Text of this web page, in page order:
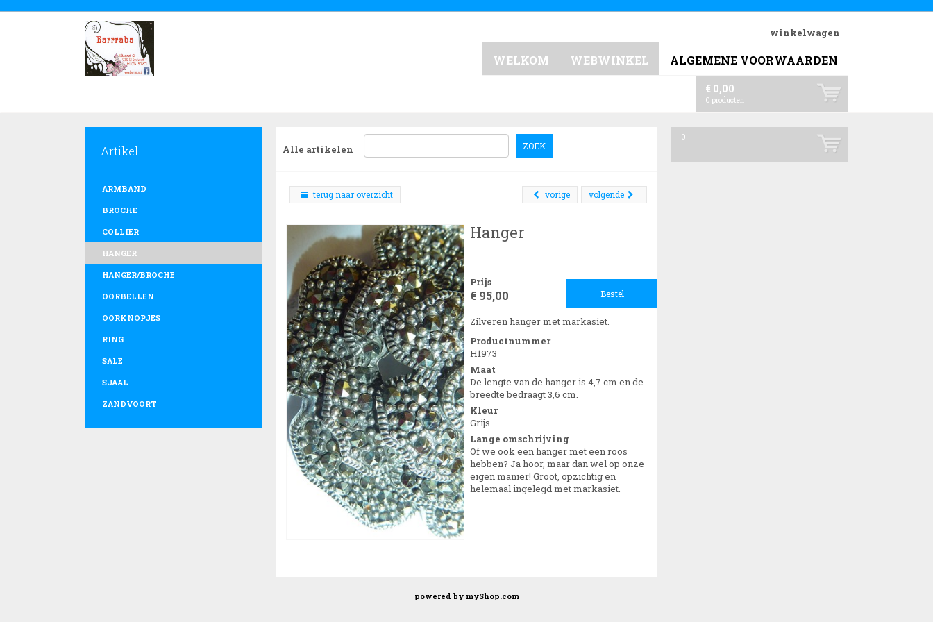
winkelwagen
WELKOM WEBWINKEL ALGEMENE VOORWAARDEN
€ 0,00
0 producten
Artikel
ARMBAND
BROCHE
COLLIER
HANGER
HANGER/BROCHE
OORBELLEN
OORKNOPJES
RING
SALE
SJAAL
ZANDVOORT
Alle artikelen ZOEK
terug naar overzicht volgende
vorige
Hanger
Prijs
€ 95,00 Bestel
Zilveren hanger met markasiet.
Productnummer
H1973
Maat
De lengte van de hanger is 4,7 cm en de
breedte bedraagt 3,6 cm.
Kleur
Grijs.
Lange omschrijving
Of we ook een hanger met een roos
hebben? Ja hoor, maar dan wel op onze
eigen manier! Groot, opzichtig en
helemaal ingelegd met markasiet.
powered by myShop.com
0